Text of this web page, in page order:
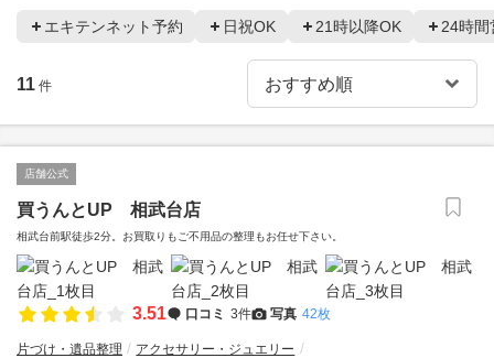
エキテンネット予約 日祝OK 21時以降OK 24時間
11 件
店舗公式
買うんとUP 相武台店
相武台前駅徒歩2分。お買取りもご不用品の整理もお任せ下さい。
3.51 口コミ 3件 写真 42枚
片づけ・遺品整理
アクセサリー・ジュエリー